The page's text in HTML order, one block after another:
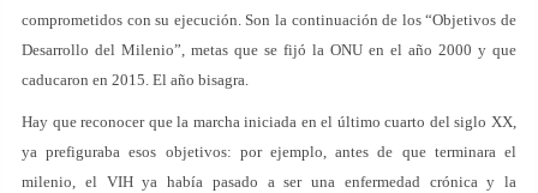
comprometidos con su ejecución. Son la continuación de los “Objetivos de
Desarrollo del Milenio”, metas que se fijó la ONU en el año 2000 y que
caducaron en 2015. El año bisagra.
Hay que reconocer que la marcha iniciada en el último cuarto del siglo XX,
ya prefiguraba esos objetivos: por ejemplo, antes de que terminara el
milenio, el VIH ya había pasado a ser una enfermedad crónica y la